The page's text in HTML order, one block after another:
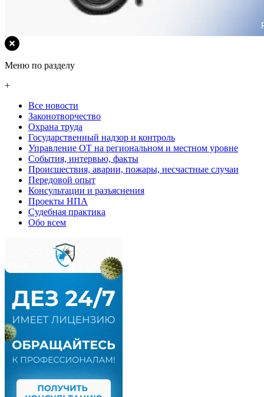
Меню по разделу
+
Все новости
Законотворчество
Охрана труда
Государственный надзор и контроль
Управление ОТ на региональном и местном уровне
События, интервью, факты
Происшествия, аварии, пожары, несчастные случаи
Передовой опыт
Консультации и разъяснения
Проекты НПА
Судебная практика
Обо всем